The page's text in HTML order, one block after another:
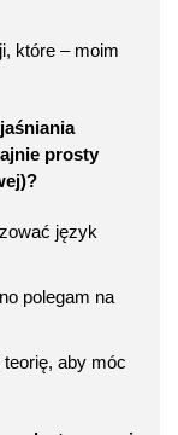
które – moim
prosty
język
polegam na
aby móc